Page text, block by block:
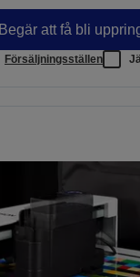
Begär att få bli
Försäljningsställen